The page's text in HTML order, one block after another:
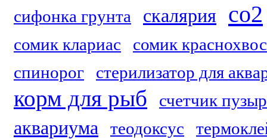
сифонка грунта скалярия со2
сомик клариас
сомик
спинорог
стерилизатор для
корм для рыб счетчик
аквариума теодоксус